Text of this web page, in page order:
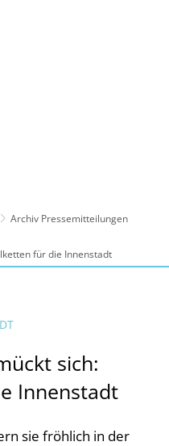
Archiv Pressemitteilungen
für die Innenstadt
sich:
Innenstadt
sie fröhlich in der